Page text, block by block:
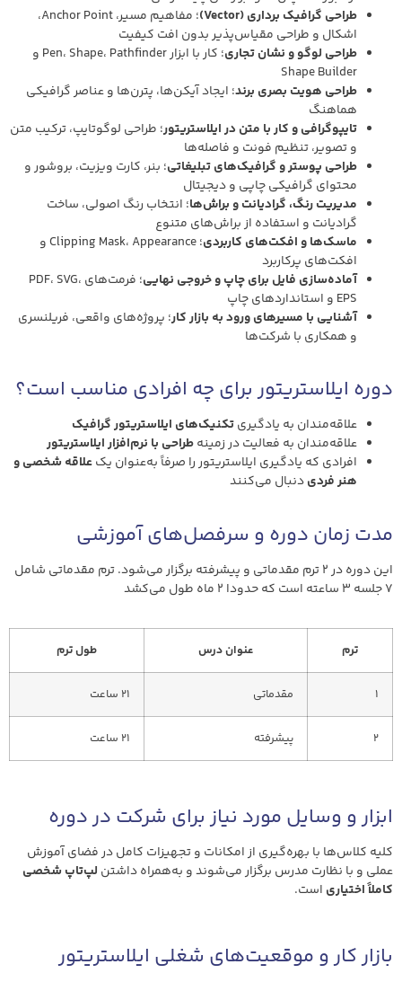
طراحی گرافیک برداری (Vector)
؛ مفاهیم مسیر، Anchor Point،
اشکال و طراحی مقیاس‌پذیر بدون افت کیفیت
طراحی لوگو و نشان تجاری
؛ کار با ابزار Pen، Shape، Pathfinder و
Shape Builder
طراحی هویت بصری برند؛ ایجاد آیکن‌ها، پترن‌ها و عناصر گرافیکی
هماهنگ
تایپوگرافی و کار با متن در ایلاستریتور؛ طراحی لوگوتایپ، ترکیب متن
و تصویر، تنظیم فونت و فاصله‌ها
طراحی پوستر و گرافیک‌های تبلیغاتی؛ بنر، کارت ویزیت، بروشور و
محتوای گرافیکی چاپی و دیجیتال
مدیریت رنگ، گرادیانت و براش‌ها؛ انتخاب رنگ اصولی، ساخت
گرادیانت و استفاده از براش‌های متنوع
ماسک‌ها و افکت‌های کاربردی
؛ Clipping Mask، Appearance و
افکت‌های پرکاربرد
آماده‌سازی فایل برای چاپ و خروجی نهایی
؛ فرمت‌های PDF، SVG،
EPS و استانداردهای چاپ
آشنایی با مسیرهای ورود به بازار کار؛ پروژه‌های واقعی، فریلنسری
و همکاری با شرکت‌ها
دوره ایلاستریتور برای چه افرادی مناسب است؟
علاقه‌مندان به یادگیریتکنیک‌های ایلاستریتور گرافیک
علاقه‌مندان به فعالیت در زمینهطراحی با نرم‌افزار ایلاستریتور
افرادی که یادگیری ایلاستریتور را صرفاً به‌عنوان یکعلاقه شخصی و
هنر فردیدنبال می‌کنند
مدت زمان دوره و سرفصل‌های آموزشی
این دوره در 2 ترم مقدماتی و پیشرفته برگزار می‌شود. ترم مقدماتی شامل
7 جلسه 3 ساعته است که حدودا 2 ماه طول می‌کشد
ترم عنوان درس طول ترم
1 مقدماتی 21 ساعت
2 پیشرفته 21 ساعت
ابزار و وسایل مورد نیاز برای شرکت در دوره
کلیه کلاس‌ها با بهره‌گیری از امکانات و تجهیزات کامل در فضای آموزش
عملی و با نظارت مدرس برگزار می‌شوند و به‌همراه داشتن لپ‌تاپ شخصی
کاملاً اختیاری است.
بازار کار و موقعیت‌های شغلی ایلاستریتور